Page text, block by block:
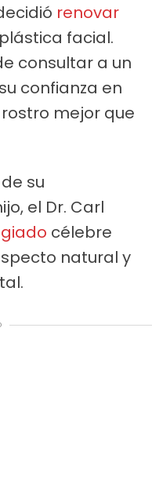
renovar
facial.
consultar a un
confianza en
mejor que
su
el Dr. Carl
célebre
natural y